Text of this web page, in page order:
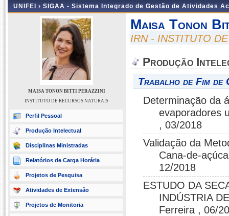
UNIFEI › SIGAA - Sistema Integrado de Gestão de Atividades
MAISA TONON BITTI PERAZZINI
INSTITUTO DE RECURSOS NATURAIS
Perfil Pessoal
Produção Intelectual
Disciplinas Ministradas
Relatórios de Carga Horária
Projetos de Pesquisa
Atividades de Extensão
Projetos de Monitoria
Maisa Tonon
IRN - INSTITUTO
Produção
Trabalho de Fim de
Determinação da
evaporadores
, 03/2018
Validação da
Cana-de-
12/2018
ESTUDO DA
INDÚSTRIA
Ferreira , 06/